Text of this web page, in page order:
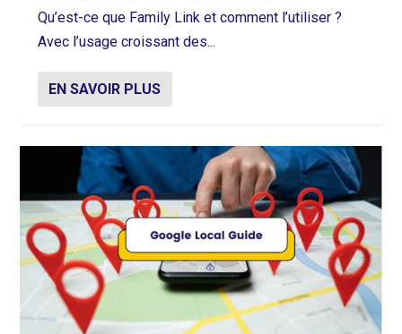
Qu’est-ce que Family Link et comment l’utiliser ?
Avec l’usage croissant des...
EN SAVOIR PLUS